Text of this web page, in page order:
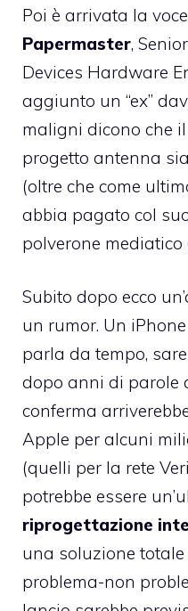
Poi è arrivata la
Papermaster,
Devices Hardware
aggiunto un “ex”
maligni dicono che
progetto antenna
(oltre che come
abbia pagato col
polverone mediatico
Subito dopo ecco
un rumor. Un
parla da tempo,
dopo anni di parole
conferma
Apple per alcuni
(quelli per la rete
potrebbe essere
riprogettazione
una soluzione
problema-non